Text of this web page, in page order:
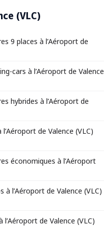
(VLC)
9 places à l’Aéroport de
cars à l’Aéroport de Valence
hybrides à l’Aéroport de
de Valence (VLC)
économiques à l’Aéroport
l’Aéroport de Valence (VLC)
de Valence (VLC)